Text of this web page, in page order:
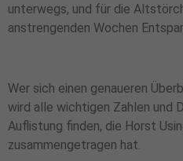
unterwegs, und für die
anstrengenden Wochen
Wer sich einen genaueren
wird alle wichtigen Zahlen und
Auflistung finden, die Horst
zusammengetragen hat.